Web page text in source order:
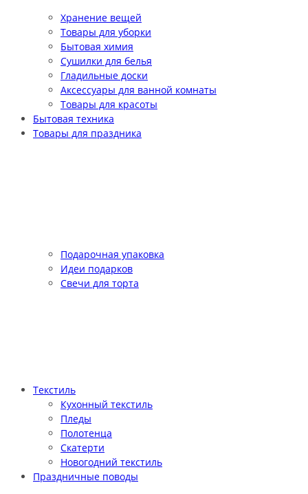
Хранение вещей
Товары для уборки
Бытовая химия
Сушилки для белья
Гладильные доски
Аксессуары для ванной комнаты
Товары для красоты
Бытовая техника
Товары для праздника
Подарочная упаковка
Идеи подарков
Свечи для торта
Текстиль
Кухонный текстиль
Пледы
Полотенца
Скатерти
Новогодний текстиль
Праздничные поводы